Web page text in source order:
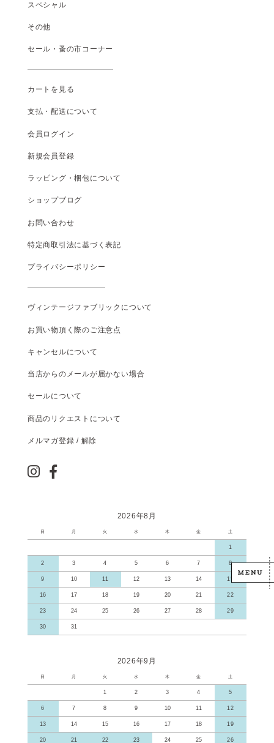
スペシャル
その他
セール・蚤の市コーナー
カートを見る
支払 ・配送について
会員ログイン
新規会員登録
ラッピング・梱包について
ショップブログ
お問い合わせ
特定商取引法に基づく表記
プライバシーポリシー
ヴィンテージファブリックについて
お買い物頂く際のご注意点
キャンセルについて
当店からのメールが届かない場合
セールについて
商品のリクエストについて
メルマガ登録 / 解除
2026年8月
日 月 火 水 木 金 土
1
2 3 4 5 6 7 8
9 10 11 12 13 14 15
16 17 18 19 20 21 22
23 24 25 26 27 28 29
30 31
2026年9月
日 月 火 水 木 金 土
1 2 3 4 5
6 7 8 9 10 11 12
13 14 15 16 17 18 19
20 21 22 23 24 25 26